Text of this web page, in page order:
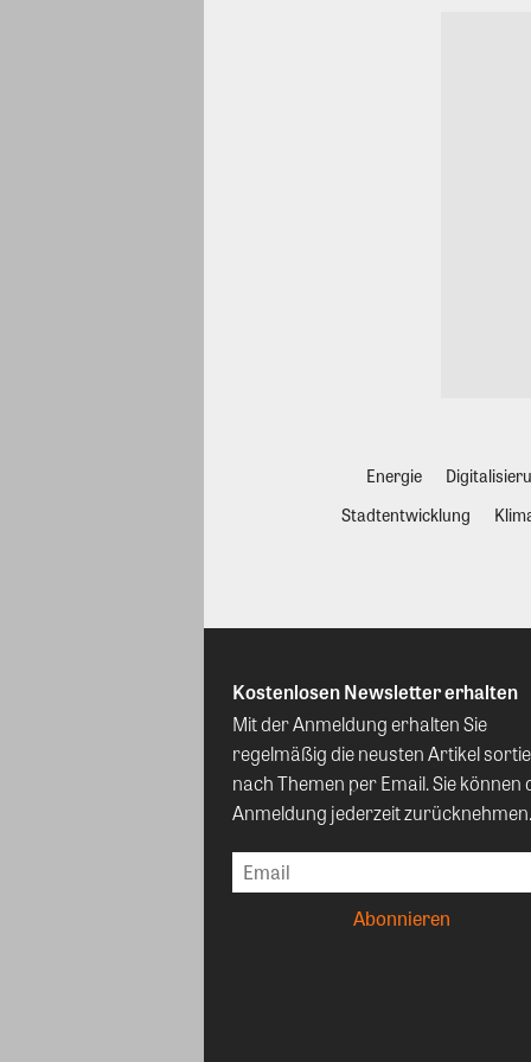
Energie
Stadtentwicklung
Kostenlosen Newsletter erhalten
Mit der Anmeldung erhalten Sie
regelmäßig die neusten Artikel
nach Themen per Email. Sie können
Anmeldung jederzeit zurücknehmen.